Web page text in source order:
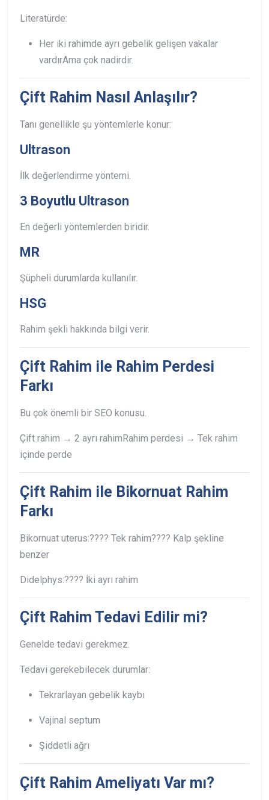
Literatürde:
Her iki rahimde ayrı gebelik gelişen vakalar
vardırAma çok nadirdir.
Çift Rahim Nasıl Anlaşılır?
Tanı genellikle şu yöntemlerle konur:
Ultrason
İlk değerlendirme yöntemi.
3 Boyutlu Ultrason
En değerli yöntemlerden biridir.
MR
Şüpheli durumlarda kullanılır.
HSG
Rahim şekli hakkında bilgi verir.
Çift Rahim ile Rahim Perdesi
Farkı
Bu çok önemli bir SEO konusu.
Çift rahim → 2 ayrı rahimRahim perdesi → Tek rahim
içinde perde
Çift Rahim ile Bikornuat Rahim
Farkı
Bikornuat uterus:???? Tek rahim???? Kalp şekline
benzer
Didelphys:???? İki ayrı rahim
Çift Rahim Tedavi Edilir mi?
Genelde tedavi gerekmez.
Tedavi gerekebilecek durumlar:
Tekrarlayan gebelik kaybı
Vajinal septum
Şiddetli ağrı
Çift Rahim Ameliyatı Var mı?